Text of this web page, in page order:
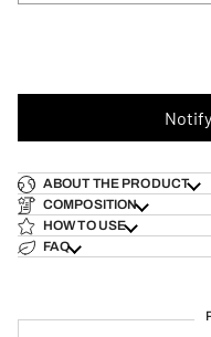
ABOUT THE PRODUCT
COMPOSITION
HOW TO USE
FAQ